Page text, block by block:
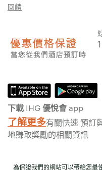
回饋
下載 IHG 優悅會 app
了解更多有關快速 預訂
地賺取獎勵的相關資訊
為保證我們的網站可以帶給您最